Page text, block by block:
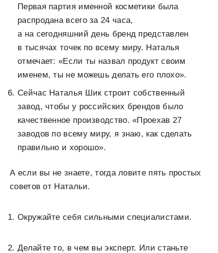
Первая партия именной косметики была
распродана всего за 24 часа,
а на сегодняшний день бренд представлен
в тысячах точек по всему миру. Наталья
отмечает: «Если ты назвал продукт своим
именем, ты не можешь делать его плохо».
Сейчас Наталья Шик строит собственный
завод, чтобы у российских брендов было
качественное производство. «Проехав 27
заводов по всему миру, я знаю, как сделать
правильно и хорошо».
А если вы не знаете, тогда ловите пять простых
советов от Натальи.
Окружайте себя сильными специалистами.
Делайте то, в чем вы эксперт. Или станьте